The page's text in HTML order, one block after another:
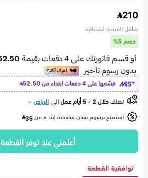
210
شامل القيمة المضافة
خصم 5%
قسّمها على 4 دفعات ابتداء من
52.50
تصلكخلال 2 - 5 أيام عمل الى الرياض
استمتع برسوم شحن مخفضة ابتداء من35
أعلمني عند توفر القطعة
توافقية القطعة